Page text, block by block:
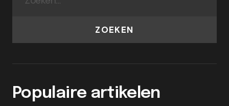
ZOEKEN
Populaire artikelen